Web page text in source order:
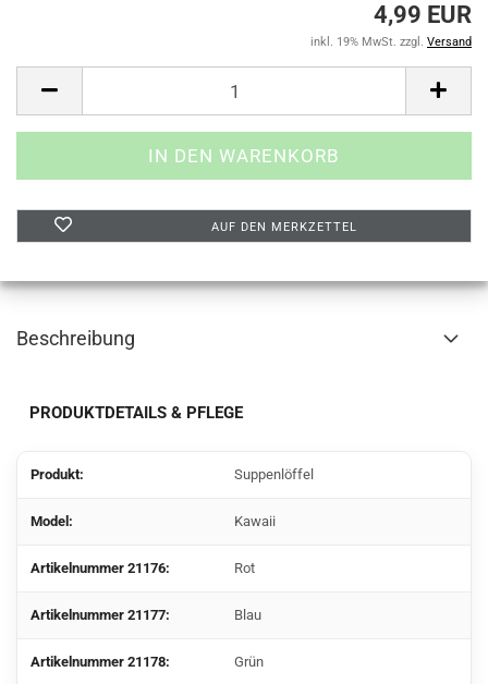
4,99 EUR
inkl. 19% MwSt. zzgl. Versand
AUF DEN MERKZETTEL
Beschreibung
PRODUKTDETAILS & PFLEGE
Produkt: Suppenlöffel
Model: Kawaii
Artikelnummer 21176: Rot
Artikelnummer 21177: Blau
Artikelnummer 21178: Grün